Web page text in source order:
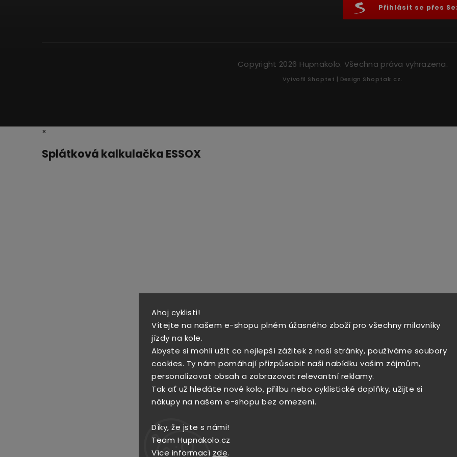
Ahoj cyklisti!
Vítejte na našem e-shopu plném úžasného zboží pro všechny milovníky
jízdy na kole.
Abyste si mohli užít co nejlepší zážitek z naší stránky, používáme soubory
cookies. Ty nám pomáhají přizpůsobit naši nabídku vašim zájmům,
personalizovat obsah a zobrazovat relevantní reklamy.
Tak ať už hledáte nové kolo, přilbu nebo cyklistické doplňky, užijte si
nákupy na našem e-shopu bez omezení.
Díky, že jste s námi!
Team Hupnakolo.cz
Více informací zde.
Přihlásit se přes
Copyright 2026 Hupnakolo. Všechna práva vyhrazena.
Vytvořil Shoptet | Design Shoptak.cz.
×
Splátková kalkulačka ESSOX